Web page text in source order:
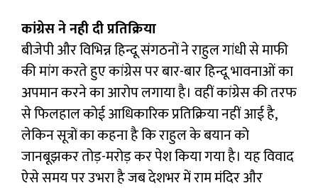
कांग्रेस ने नही दी प्रतिक्रिया
बीजेपी और विभिन्न हिन्दू संगठनों ने राहुल गांधी से माफी
की मांग करते हुए कांग्रेस पर बार-बार हिन्दू भावनाओं का
अपमान करने का आरोप लगाया है। वहीं कांग्रेस की तरफ
से फिलहाल कोई आधिकारिक प्रतिक्रिया नहीं आई है,
लेकिन सूत्रों का कहना है कि राहुल के बयान को
जानबूझकर तोड़-मरोड़ कर पेश किया गया है। यह विवाद
ऐसे समय पर उभरा है जब देशभर में राम मंदिर और